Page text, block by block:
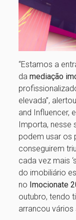
“Estamos a
da mediação
elevada”,
and Influencer,
Importa, nesse
podem usar os
conseguirem
cada vez mais
do imobiliário
no Imocionate
outubro, tendo
arrancou vários